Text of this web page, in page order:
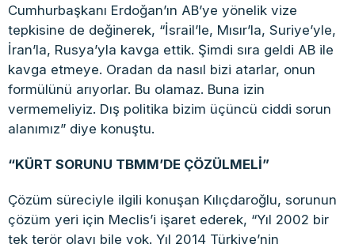
Cumhurbaşkanı Erdoğan’ın AB’ye yönelik vize
tepkisine de değinerek, “İsrail’le, Mısır’la, Suriye’yle,
İran’la, Rusya’yla kavga ettik. Şimdi sıra geldi AB ile
kavga etmeye. Oradan da nasıl bizi atarlar, onun
formülünü arıyorlar. Bu olamaz. Buna izin
vermemeliyiz. Dış politika bizim üçüncü ciddi sorun
alanımız” diye konuştu.
“KÜRT SORUNU TBMM’DE ÇÖZÜLMELİ”
Çözüm süreciyle ilgili konuşan Kılıçdaroğlu, sorunun
çözüm yeri için Meclis’i işaret ederek, “Yıl 2002 bir
tek terör olayı bile yok. Yıl 2014 Türkiye’nin